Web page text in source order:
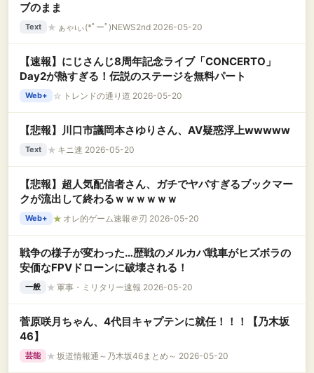
ブのまま
Text ★ ぁゃιぃ(*ﾟーﾟ)NEWS2nd 2026-05-20
【速報】にじさんじ8周年記念ライブ「CONCERTO」
Day2が熱すぎる！伝説のステージを無料パート
Web+ ☆ トレンドの通り道 2026-05-20
【悲報】川口市議岡本さゆりさん、AV疑惑浮上wwwww
Text ★ キニ速 2026-05-20
【悲報】超人気配信者さん、ガチでヤバすぎるブックマー
クが流出して終わるｗｗｗｗｗｗ
Web+ ★ オレ的ゲーム速報＠刃 2026-05-20
戦争の様子が変わった…歴戦のメルカバ戦車がヒズボラの
安価なFPVドローンに破壊される！
一般 ★ 軍事・ミリタリー速報 2026-05-20
菅原咲月ちゃん、4代目キャプテンに就任！！！【乃木坂
46】
芸能 ★ 坂道情報通～乃木坂46まとめ～ 2026-05-20